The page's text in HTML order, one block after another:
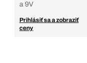
a 9V
Prihlásiť sa a zobraziť
ceny